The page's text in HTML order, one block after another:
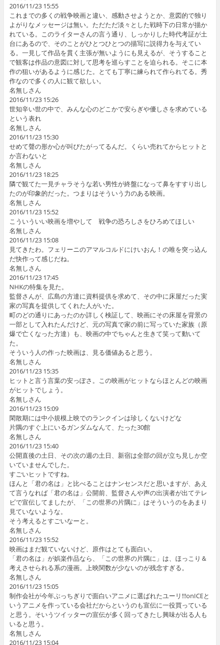
2016/11/23 15:55
これまでの多くの戦争映画と違い、感動させようとか、意図的で独り
よがりなメッセージは無い。ただただ淡々とした戦時下の日常が描か
れている。このライターさんの言う通り、しっかりした時代考証が土
台にあるので、そのことがひとつひとつの描写に説得力を与えてい
る。一見して作品を貫く主張が無いようにも見えるが、そうすること
で観客は作品の意図に対して思考を巡らすことを迫られる。そこに本
作の狙いがあるように感じた。とても丁寧に練られて作られてる。秀
作なので多くの人に観て欲しい。
名無しさん
2016/11/23 15:26
世知辛い世の中で、みんな心のどこかで安らぎや優しさを求めている
という表れ
名無しさん
2016/11/23 15:30
せめて聲の形か心が叫びたがってるんだ。くらい売れてからヒットと
か言わないと
名無しさん
2016/11/23 18:25
隣で観てた一見チャラそうな若い男性が終盤になって鼻をすすり出し
たのが印象的だった。つまりはそういう力のある映画。
名無しさん
2016/11/23 15:52
こういういい映画を増やして 戦争の恐ろしさをひろめてほしい
名無しさん
2016/11/23 15:08
見てきたわ。フェリーニのアマルコルドにけいおん！の唯を突っ込ん
だ快作って感じだね。
名無しさん
2016/11/23 17:45
NHKの特集を見た。
監督さんが、広島の方達に資料提供を求めて、その中に床屋だった実
家の写真を提供してくれた人がいた。
町のどの通りにあったのか詳しく検証して、映画にその床屋を背景の
一部として入れたんだけど、元の写真で家の前に写っていた家族（原
爆で亡くなった方達）も、映画の中でちゃんと生きて笑って動いて
た。
そういう人の作った映画は、見る価値あると思う。
名無しさん
2016/11/23 15:35
ヒットと言う言葉の安っぽさ。この映画がヒットならほとんどの映画
がヒットでしょう。
名無しさん
2016/11/23 15:09
閑散期には中小規模上映でのランクインは珍しくないけどな
片隅のすぐ上にいるガンダムなんて、たった30館
名無しさん
2016/11/23 15:40
公開直後の土日、その次の週の土日、新宿は全部の回が立ち見しか空
いていませんでした。
すごいヒットですね。
ほんと「君の名は」と比べることはナンセンスだと思いますが、あえ
て言うなれば「君の名は」公開前、監督さんや声の出演者が出てテレ
ビで宣伝してましたが、「この世界の片隅に」はそういうのをあまり
見ていないような。
そう考えるとすごいなーと。
名無しさん
2016/11/23 15:52
映画はまだ観ていないけど、原作はとても面白い。
「君の名は」が娯楽作品なら、「この世界の片隅に」は、ほっこり＆
考えさせられる系の漫画。上映関数が少ないのが残念すぎる。
名無しさん
2016/11/23 15:05
制作会社が今年ぶっちぎりで面白いアニメに選ばれたユーリ!!!onICEと
いうアニメを作っている会社だからというのも宣伝に一役買っている
と思う。そいうツイッターの宣伝が多く回ってきたし興味が出る人も
いると思う。
名無しさん
2016/11/23 15:04